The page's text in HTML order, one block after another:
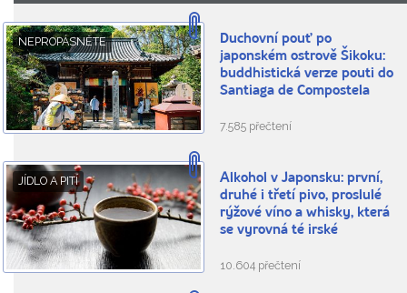
NEPROPÁSNĚTE
Duchovní pouť po
japonském ostrově Šikoku:
buddhistická verze pouti do
Santiaga de Compostela
7.585 přečtení
JÍDLO A PITÍ
Alkohol v Japonsku: první,
druhé i třetí pivo, proslulé
rýžové víno a whisky, která
se vyrovná té irské
10.604 přečtení